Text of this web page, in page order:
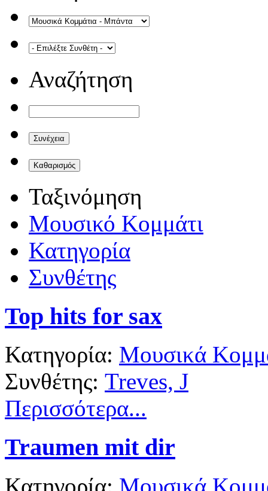
Αναζήτηση
Ταξινόμηση
Μουσικό Κομμάτι
Κατηγορία
Συνθέτης
Top hits for sax
Κατηγορία: Μουσικά
Συνθέτης: Treves, J
Περισσότερα...
Traumen mit dir
Κατηγορία: Μουσικά